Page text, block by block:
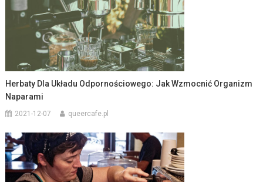
Herbaty Dla Układu Odpornościowego: Jak Wzmocnić Organizm
Naparami
2021-12-07 queercafe.pl